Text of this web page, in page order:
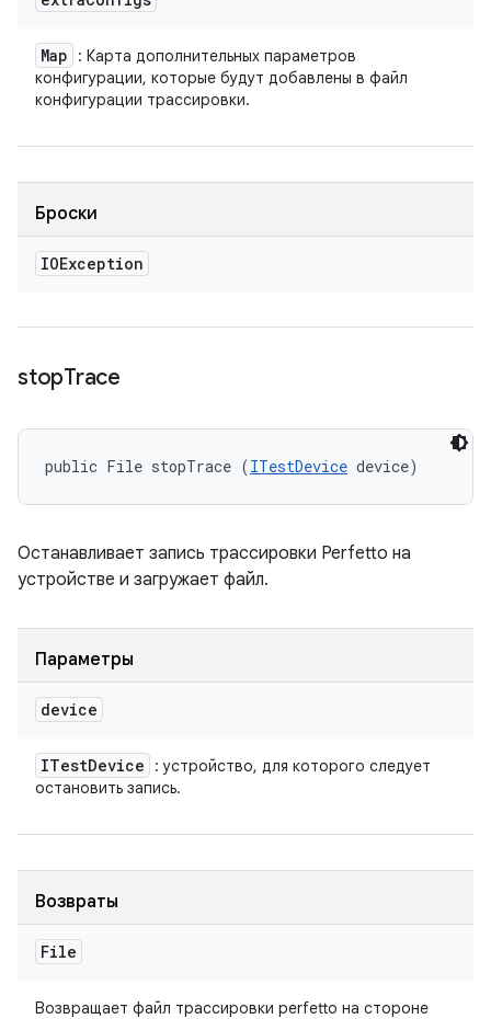
Map
: Карта дополнительных параметров
конфигурации, которые будут добавлены в файл
конфигурации трассировки.
Броски
IOException
stopTrace
public File stopTrace (ITestDevice device)
Останавливает запись трассировки Perfetto на
устройстве и загружает файл.
Параметры
device
ITestDevice
: устройство, для которого следует
остановить запись.
Возвраты
File
Возвращает файл трассировки perfetto на стороне